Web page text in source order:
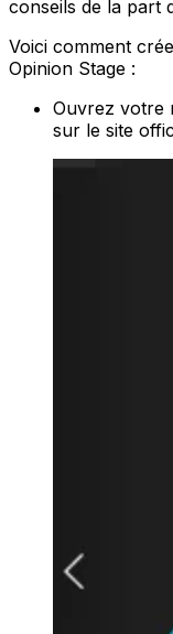
conseils de la part
Voici comment
Opinion Stage :
Ouvrez votre
sur le site